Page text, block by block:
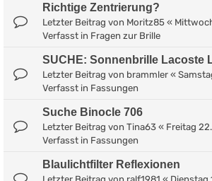
Richtige Zentrierung?
Letzter Beitrag von Moritz85 «
Verfasst in Fragen zur Brille
SUCHE: Sonnenbrille Lacoste
Letzter Beitrag von brammler «
Verfasst in Fassungen
Suche Binocle 706
Letzter Beitrag von Tina63 « Freitag
Verfasst in Fassungen
Blaulichtfilter Reflexionen